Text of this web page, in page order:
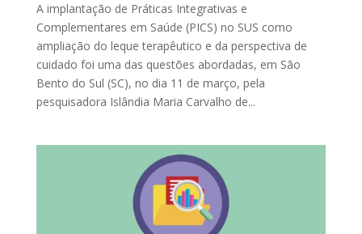
A implantação de Práticas Integrativas e
Complementares em Saúde (PICS) no SUS como
ampliação do leque terapêutico e da perspectiva de
cuidado foi uma das questões abordadas, em São
Bento do Sul (SC), no dia 11 de março, pela
pesquisadora Islândia Maria Carvalho de...